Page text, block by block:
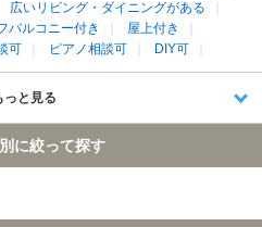
広いリビング・ダイニングがある
バルコニー付き
屋上付き
可 ピアノ相談可 DIY可
っと見る
に絞って探す